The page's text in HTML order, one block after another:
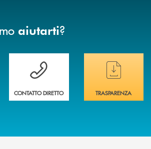
aiutarti?
più vicina a te
Hai bisogno di assistenza immediata ?
CONTATTO DIRETTO
Hai bisogno di
TRASPARENZA